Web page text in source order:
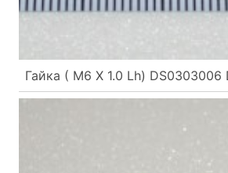
Гайка ( М6 Х 1.0 Lh) DS0303006